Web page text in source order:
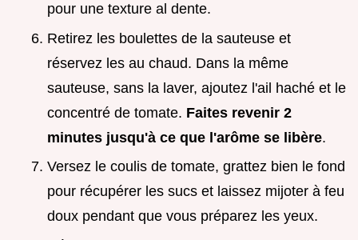
pour une texture al dente.
Retirez les boulettes de la sauteuse et
réservez les au chaud. Dans la même
sauteuse, sans la laver, ajoutez l'ail haché et le
concentré de tomate. Faites revenir 2
minutes jusqu'à ce que l'arôme se libère.
Versez le coulis de tomate, grattez bien le fond
pour récupérer les sucs et laissez mijoter à feu
doux pendant que vous préparez les yeux.